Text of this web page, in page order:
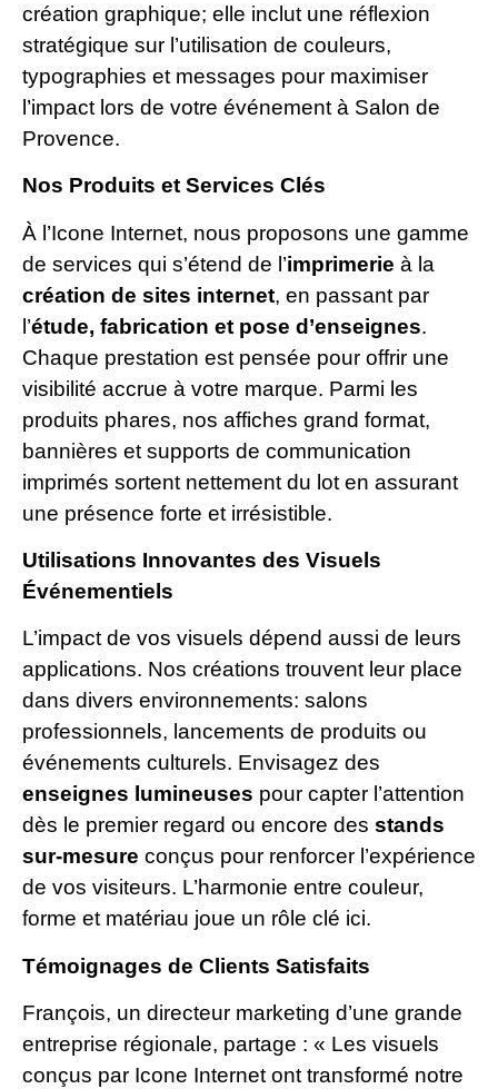
création graphique; elle inclut une réflexion
stratégique sur l’utilisation de couleurs,
typographies et messages pour maximiser
l’impact lors de votre événement à Salon de
Provence.
Nos Produits et Services Clés
À l’Icone Internet, nous proposons une gamme
de services qui s’étend de l’imprimerie à la
création de sites internet, en passant par
l’étude, fabrication et pose d’enseignes.
Chaque prestation est pensée pour offrir une
visibilité accrue à votre marque. Parmi les
produits phares, nos affiches grand format,
bannières et supports de communication
imprimés sortent nettement du lot en assurant
une présence forte et irrésistible.
Utilisations Innovantes des Visuels
Événementiels
L’impact de vos visuels dépend aussi de leurs
applications. Nos créations trouvent leur place
dans divers environnements: salons
professionnels, lancements de produits ou
événements culturels. Envisagez des
enseignes lumineuses pour capter l’attention
dès le premier regard ou encore des stands
sur-mesure conçus pour renforcer l’expérience
de vos visiteurs. L’harmonie entre couleur,
forme et matériau joue un rôle clé ici.
Témoignages de Clients Satisfaits
François, un directeur marketing d’une grande
entreprise régionale, partage : « Les visuels
conçus par Icone Internet ont transformé notre